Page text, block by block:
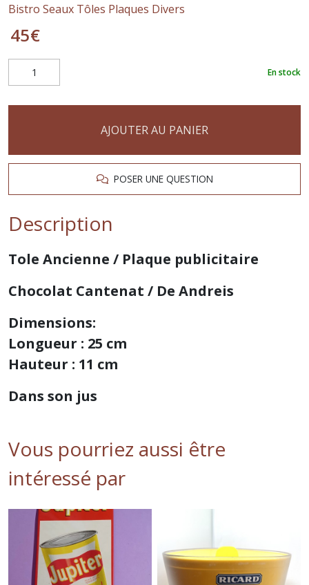
Bistro Seaux Tôles Plaques Divers
45€
En stock
AJOUTER AU PANIER
POSER UNE QUESTION
Description
Tole Ancienne / Plaque publicitaire
Chocolat Cantenat / De Andreis
Dimensions:
Longueur : 25 cm
Hauteur : 11 cm
Dans son jus
Vous pourriez aussi être
intéressé par